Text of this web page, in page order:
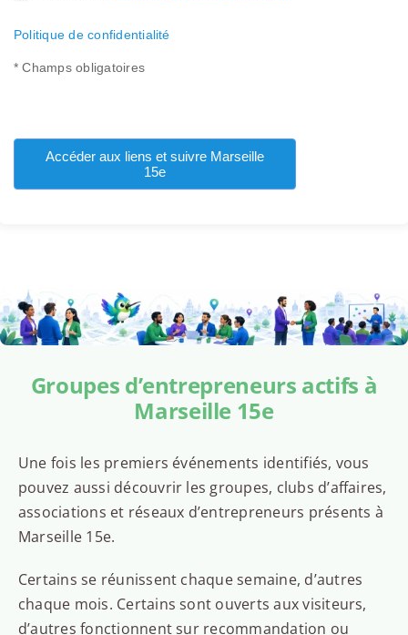
Politique de confidentialité
* Champs obligatoires
Accéder aux liens et suivre Marseille
15e
Groupes d’entrepreneurs actifs à
Marseille 15e
Une fois les premiers événements identifiés, vous
pouvez aussi découvrir les groupes, clubs d’affaires,
associations et réseaux d’entrepreneurs présents à
Marseille 15e.
Certains se réunissent chaque semaine, d’autres
chaque mois. Certains sont ouverts aux visiteurs,
d’autres fonctionnent sur recommandation ou